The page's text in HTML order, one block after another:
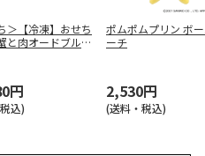
＞【冷凍】おせち
肉オードブルお
円
込)
ポムポムプリン ボ
ーチ
2,530円
(送料・税込)